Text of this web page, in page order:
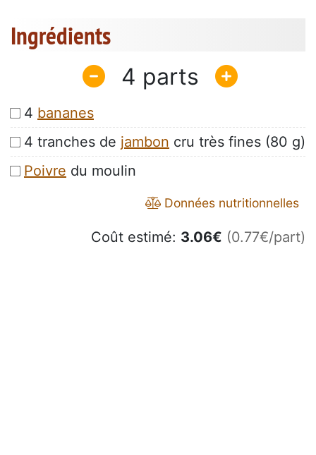
Ingrédients
4
4 bananes
4 tranches de jambon cru très fines (80 g)
Poivre du moulin
Données nutritionnelles
Coût estimé: 3.06€ (0.77€/part)